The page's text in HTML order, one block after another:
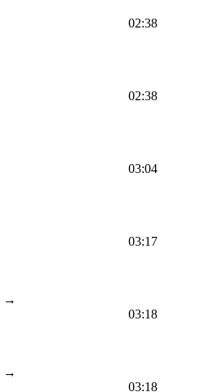
02:38
02:38
03:04
03:17
→
03:18
→
03:18